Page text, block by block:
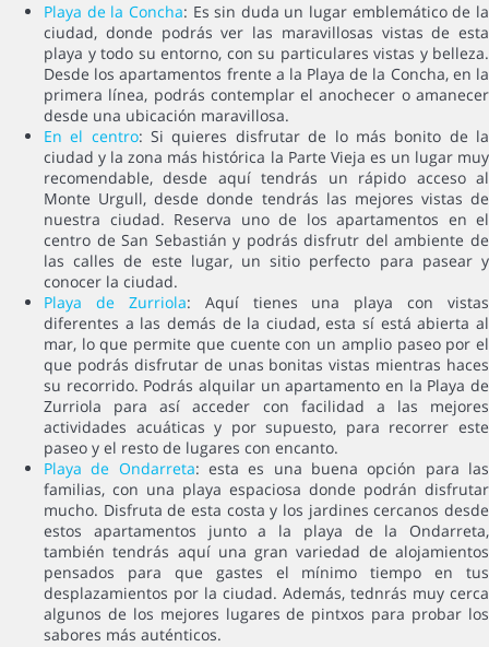
Playa de la Concha: Es sin duda un lugar emblemático de la
ciudad, donde podrás ver las maravillosas vistas de esta
playa y todo su entorno, con su particulares vistas y belleza.
Desde los apartamentos frente a la Playa de la Concha, en la
primera línea, podrás contemplar el anochecer o amanecer
desde una ubicación maravillosa.
En el centro: Si quieres disfrutar de lo más bonito de la
ciudad y la zona más histórica la Parte Vieja es un lugar muy
recomendable, desde aquí tendrás un rápido acceso al
Monte Urgull, desde donde tendrás las mejores vistas de
nuestra ciudad. Reserva uno de los apartamentos en el
centro de San Sebastián y podrás disfrutr del ambiente de
las calles de este lugar, un sitio perfecto para pasear y
conocer la ciudad.
Playa de Zurriola: Aquí tienes una playa con vistas
diferentes a las demás de la ciudad, esta sí está abierta al
mar, lo que permite que cuente con un amplio paseo por el
que podrás disfrutar de unas bonitas vistas mientras haces
su recorrido. Podrás alquilar un apartamento en la Playa de
Zurriola para así acceder con facilidad a las mejores
actividades acuáticas y por supuesto, para recorrer este
paseo y el resto de lugares con encanto.
Playa de Ondarreta: esta es una buena opción para las
familias, con una playa espaciosa donde podrán disfrutar
mucho. Disfruta de esta costa y los jardines cercanos desde
estos apartamentos junto a la playa de la Ondarreta,
también tendrás aquí una gran variedad de alojamientos
pensados para que gastes el mínimo tiempo en tus
desplazamientos por la ciudad. Además, tednrás muy cerca
algunos de los mejores lugares de pintxos para probar los
sabores más auténticos.